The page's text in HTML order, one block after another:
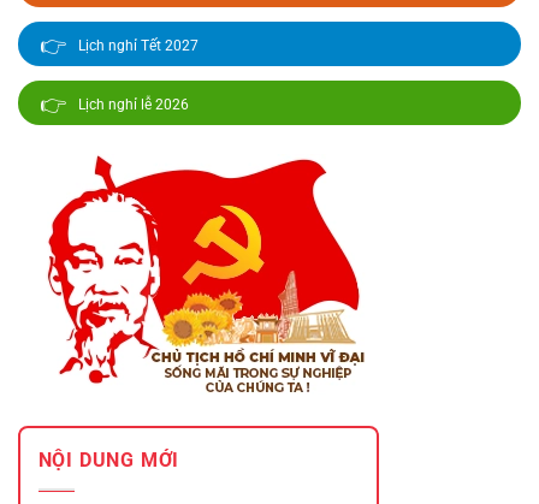
👉 Lịch nghỉ Tết 2027
👉 Lịch nghỉ lễ 2026
NỘI DUNG MỚI